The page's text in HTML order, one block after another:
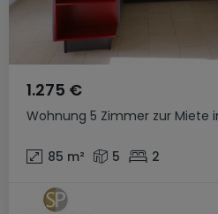
Wohnung 5 Zimmer zur Miete
1.275 €
85 m² 5 2